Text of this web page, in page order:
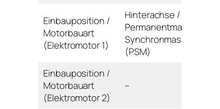
Einbauposition /
Motorbauart
(Elektromotor 1)
Hinterachse /
Permanentmagnet-
Synchronmaschine
(PSM)
Einbauposition /
Motorbauart
(Elektromotor 2)
–